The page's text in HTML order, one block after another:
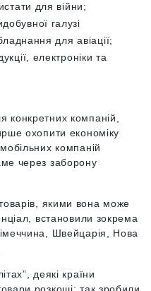
для війни;
галузі
для авіації;
електроніки та
компаній,
охопити економіку
компаній
через заборону
якими вона може
встановили зокрема
Швейцарія, Нова
деякі країни